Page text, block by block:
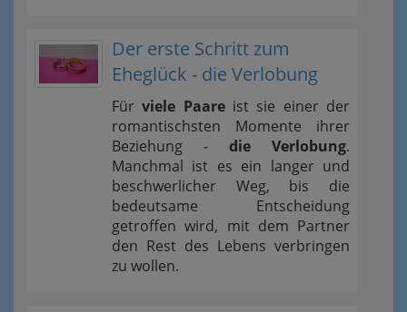
Der erste Schritt zum
Eheglück - die Verlobung
Fürviele Paareist sie einer der
romantischsten Momente ihrer
Beziehung - die Verlobung.
Manchmal ist es ein langer und
beschwerlicher Weg, bis die
bedeutsame Entscheidung
getroffen wird, mit dem Partner
den Rest des Lebens verbringen
zu wollen.